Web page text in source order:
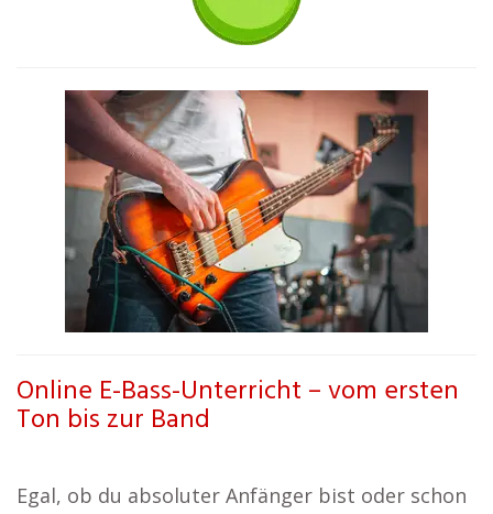
Online E-Bass-Unterricht – vom ersten
Ton bis zur Band
Egal, ob du absoluter Anfänger bist oder schon